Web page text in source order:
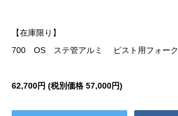
【在庫限り】
700 OS ステ管アルミ ピスト用フォーク
62,700円 (税別価格 57,000円)